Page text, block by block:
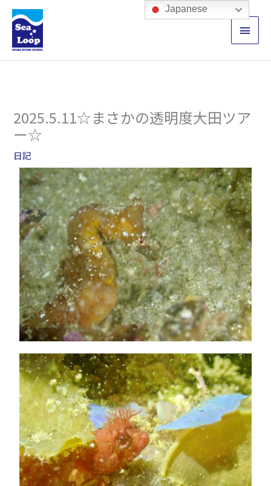
キ
メ
イ
ン
2025.5.11☆まさかの透明度大田ツア
ー☆
日記
Japanese